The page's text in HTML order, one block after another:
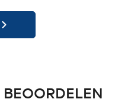
BEOORDELEN